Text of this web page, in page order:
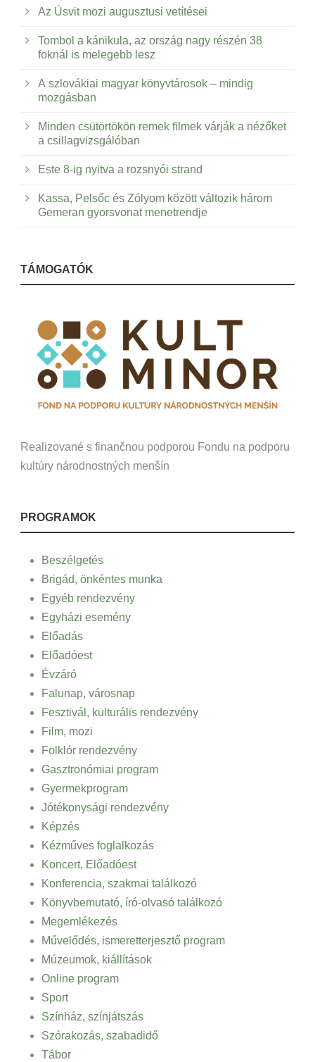
Az Úsvit mozi augusztusi vetítései
Tombol a kánikula, az ország nagy részén 38
foknál is melegebb lesz
A szlovákiai magyar könyvtárosok – mindig
mozgásban
Minden csütörtökön remek filmek várják a nézőket
a csillagvizsgálóban
Este 8-ig nyitva a rozsnyói strand
Kassa, Pelsőc és Zólyom között változik három
Gemeran gyorsvonat menetrendje
TÁMOGATÓK
Realizované s finančnou podporou Fondu na podporu
kultúry národnostných menšín
PROGRAMOK
Beszélgetés
Brigád, önkéntes munka
Egyéb rendezvény
Egyházi esemény
Előadás
Előadóest
Évzáró
Falunap, városnap
Fesztivál, kulturális rendezvény
Film, mozi
Folklór rendezvény
Gasztronómiai program
Gyermekprogram
Jótékonysági rendezvény
Képzés
Kézműves foglalkozás
Koncert, Előadóest
Konferencia, szakmai találkozó
Könyvbemutató, író-olvasó találkozó
Megemlékezés
Művelődés, ismeretterjesztő program
Múzeumok, kiállítások
Online program
Sport
Színház, színjátszás
Szórakozás, szabadidő
Tábor